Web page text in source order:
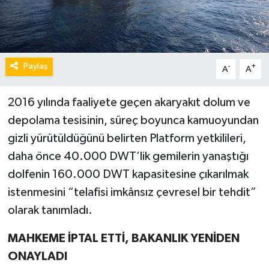
Paylaş A- A+
2016 yılında faaliyete geçen akaryakıt dolum ve
depolama tesisinin, süreç boyunca kamuoyundan
gizli yürütüldüğünü belirten Platform yetkilileri,
daha önce 40.000 DWT’lik gemilerin yanaştığı
dolfenin 160.000 DWT kapasitesine çıkarılmak
istenmesini “telafisi imkânsız çevresel bir tehdit”
olarak tanımladı.
MAHKEME İPTAL ETTİ, BAKANLIK YENİDEN
ONAYLADI